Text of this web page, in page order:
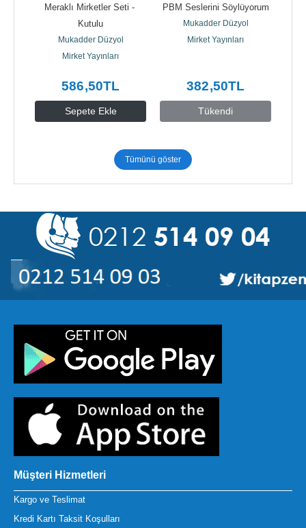
Sepete Ekle
Meraklı Mirketler Seti -
Kutulu
Mukadder Düzyol
Mirket Yayınları
586,50TL
Tükendi
PBM Seslerini Söylüyorum
Mukadder Düzyol
Mirket Yayınları
382,50TL
Tümünü göster
Müşteri Hizmetleri
Kargo ve Teslimat
Kredi Kartı Taksit Koşulları